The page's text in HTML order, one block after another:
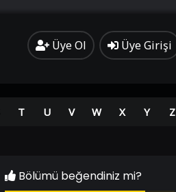
Üye Ol Üye Girişi
T U V W X Y Z
Bölümü beğendiniz mi?